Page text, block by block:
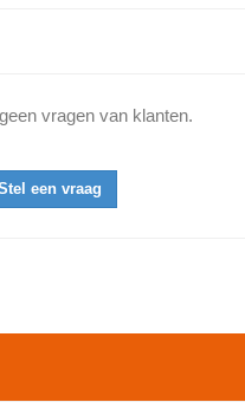
vragen van klanten.
een vraag